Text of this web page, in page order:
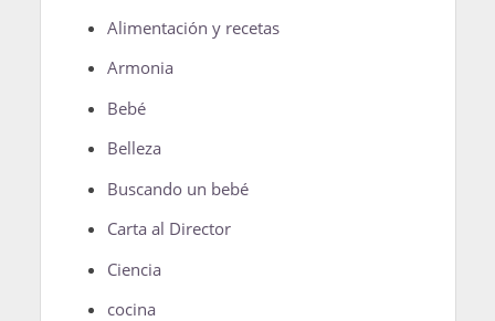
Alimentación y recetas
Armonia
Bebé
Belleza
Buscando un bebé
Carta al Director
Ciencia
cocina